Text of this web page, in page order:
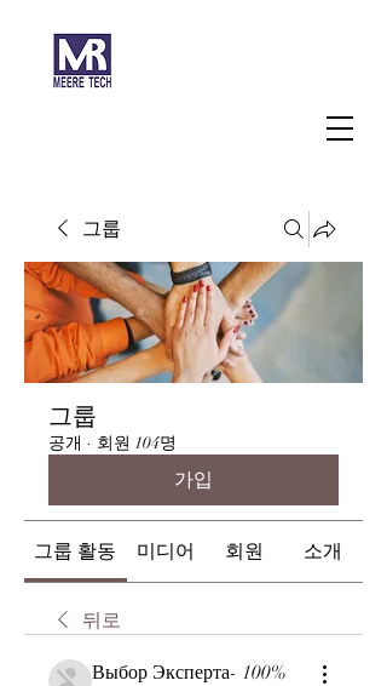
그룹
그룹
공개 · 회원 104명
가입
그룹 활동 미디어 회원 소개
뒤로
Выбор Эксперта- 100%